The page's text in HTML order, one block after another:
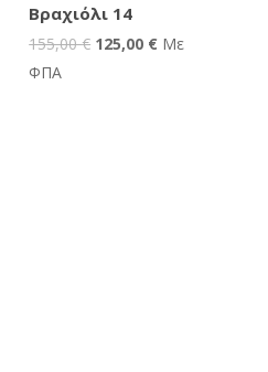
Βραχιόλι 14
155,00€ 125,00 € Με
ΦΠΑ